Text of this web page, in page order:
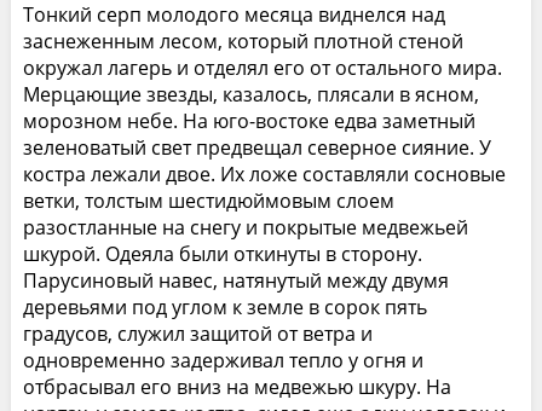
Тонкий серп молодого месяца виднелся над
заснеженным лесом, который плотной стеной
окружал лагерь и отделял его от остального мира.
Мерцающие звезды, казалось, плясали в ясном,
морозном небе. На юго-востоке едва заметный
зеленоватый свет предвещал северное сияние. У
костра лежали двое. Их ложе составляли сосновые
ветки, толстым шестидюймовым слоем
разостланные на снегу и покрытые медвежьей
шкурой. Одеяла были откинуты в сторону.
Парусиновый навес, натянутый между двумя
деревьями под углом к земле в сорок пять
градусов, служил защитой от ветра и
одновременно задерживал тепло у огня и
отбрасывал его вниз на медвежью шкуру. На